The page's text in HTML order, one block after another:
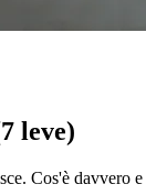
leve)
Cos'è davvero